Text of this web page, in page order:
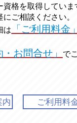
資格を取得してい
にご相談ください
は 「ご利用料金
・お問合せ」 で
内 ご利用料